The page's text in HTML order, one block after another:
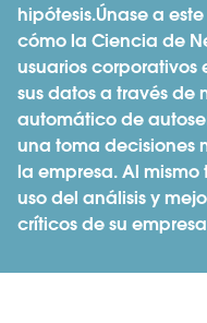
hipótesis.Únase a
cómo la Ciencia de
usuarios
sus datos a través
automático de
una toma decisiones
la empresa. Al
uso del análisis y
críticos de su